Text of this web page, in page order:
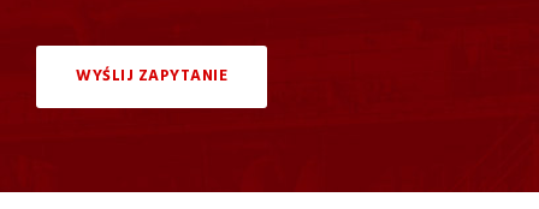
WYŚLIJ ZAPYTANIE